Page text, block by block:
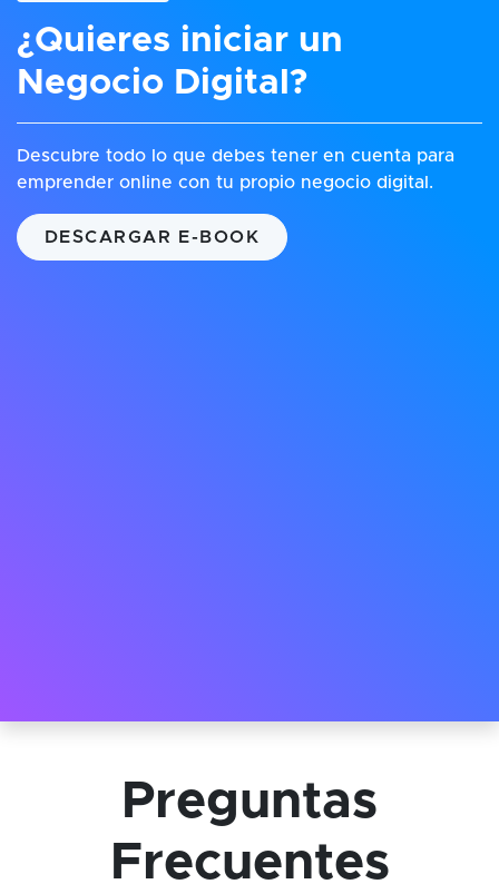
¿Quieres iniciar un
Negocio Digital?
Descubre todo lo que debes tener en cuenta para
emprender online con tu propio negocio digital.
DESCARGAR E-BOOK
Preguntas
Frecuentes